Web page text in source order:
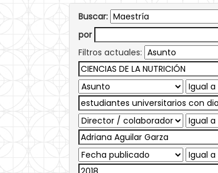
Buscar:
por
Filtros actuales: